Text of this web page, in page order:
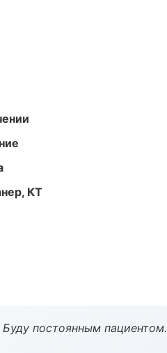
КТ
постоянным пациентом.